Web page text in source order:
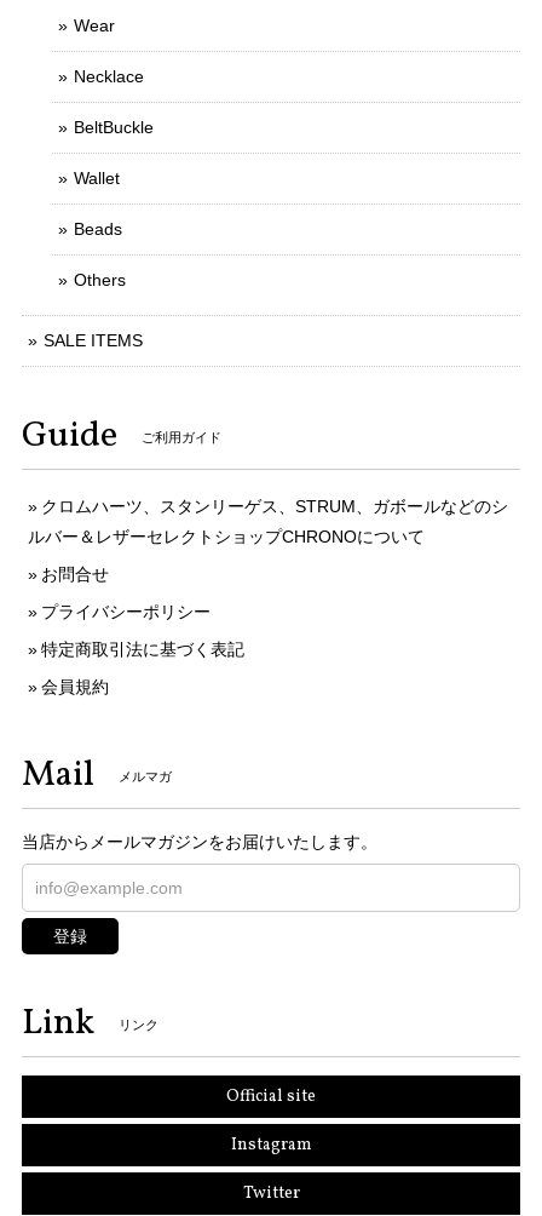
Wear
Necklace
BeltBuckle
Wallet
Beads
Others
SALE ITEMS
Guide ご利用ガイド
クロムハーツ、スタンリーゲス、STRUM、ガボールなどのシ
ルバー＆レザーセレクトショップCHRONOについて
お問合せ
プライバシーポリシー
特定商取引法に基づく表記
会員規約
Mail メルマガ
当店からメールマガジンをお届けいたします。
登録
Link リンク
Official site
Instagram
Twitter